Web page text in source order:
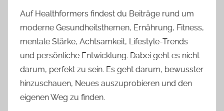
Auf Healthformers findest du Beiträge rund um
moderne Gesundheitsthemen, Ernährung, Fitness,
mentale Stärke, Achtsamkeit, Lifestyle-Trends
und persönliche Entwicklung. Dabei geht es nicht
darum, perfekt zu sein. Es geht darum, bewusster
hinzuschauen, Neues auszuprobieren und den
eigenen Weg zu finden.